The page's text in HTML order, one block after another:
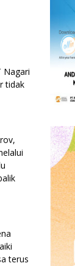
Nagari
tidak
terus